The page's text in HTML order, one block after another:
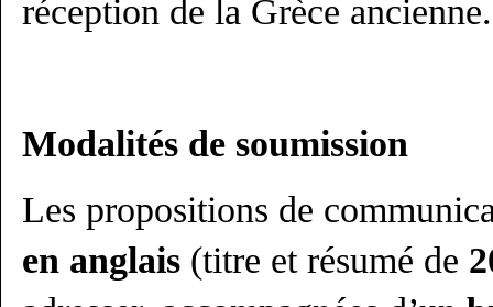
réception de la Grèce ancienne.
Modalités de soumission
Les propositions de
en anglais (titre et résumé de